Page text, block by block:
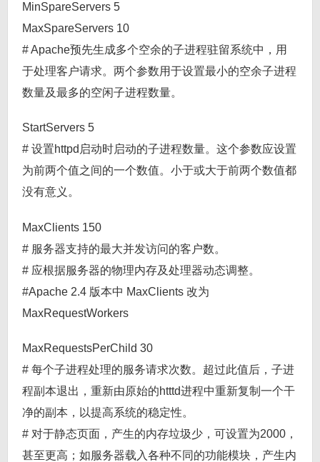
MinSpareServers 5
MaxSpareServers 10
# Apache预先生成多个空余的子进程驻留系统中，用
于处理客户请求。两个参数用于设置最小的空余子进程
数量及最多的空闲子进程数量。
StartServers 5
# 设置httpd启动时启动的子进程数量。这个参数应设置
为前两个值之间的一个数值。小于或大于前两个数值都
没有意义。
MaxClients 150
# 服务器支持的最大并发访问的客户数。
# 应根据服务器的物理内存及处理器动态调整。
#Apache 2.4 版本中 MaxClients 改为
MaxRequestWorkers
MaxRequestsPerChild 30
# 每个子进程处理的服务请求次数。超过此值后，子进
程副本退出，重新由原始的htttd进程中重新复制一个干
净的副本，以提高系统的稳定性。
# 对于静态页面，产生的内存垃圾少，可设置为2000，
甚至更高；如服务器载入各种不同的功能模块，产生内